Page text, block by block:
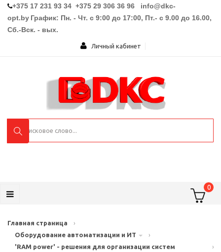
+375 17 231 93 34 +375 29 306 36 96 info@dkc-
opt.by График: Пн. - Чт. с 9:00 до 17:00, Пт.- с 9.00 до 16.00,
Сб.-Вск. - вых.
Личный кабинет
0
Главная страница
›
Оборудование автоматизации и ИТ
›
'RAM power' - решения для организации систем
›